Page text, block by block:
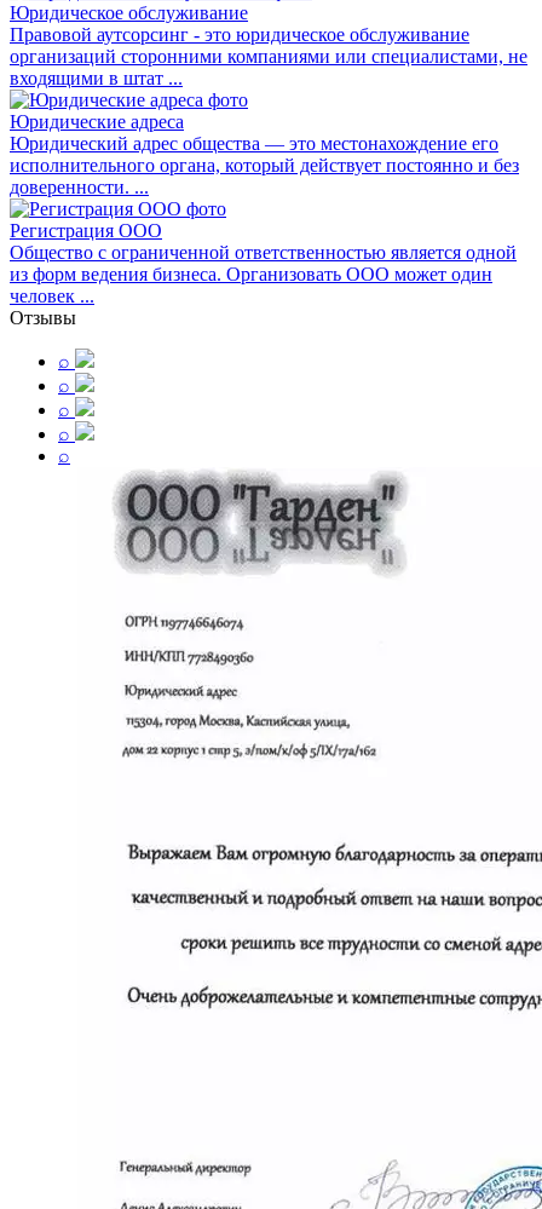
Юридическое обслуживание
Правовой аутсорсинг - это юридическое обслуживание
организаций сторонними компаниями или специалистами, не
входящими в штат ...
Юридические адреса
Юридический адрес общества — это местонахождение его
исполнительного органа, который действует постоянно и без
доверенности. ...
Регистрация ООО
Общество с ограниченной ответственностью является одной
из форм ведения бизнеса. Организовать ООО может один
человек ...
Отзывы
⌕
⌕
⌕
⌕
⌕